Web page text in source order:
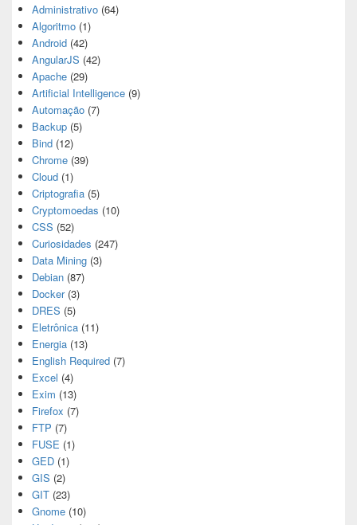
Administrativo (64)
Algoritmo (1)
Android (42)
AngularJS (42)
Apache (29)
Artificial Intelligence (9)
Automação (7)
Backup (5)
Bind (12)
Chrome (39)
Cloud (1)
Criptografia (5)
Cryptomoedas (10)
CSS (52)
Curiosidades (247)
Data Mining (3)
Debian (87)
Docker(3)
DRES (5)
Eletrônica (11)
Energia (13)
English Required (7)
Excel (4)
Exim (13)
Firefox (7)
FTP (7)
FUSE (1)
GED (1)
GIS (2)
GIT (23)
Gnome (10)